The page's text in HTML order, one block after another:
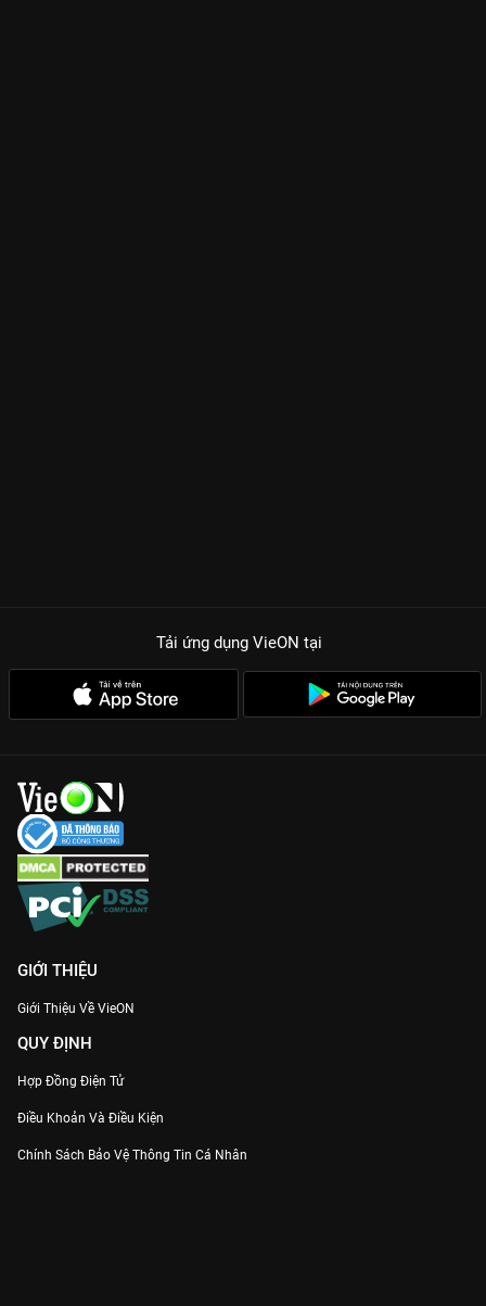
Tải ứng dụng VieON tại
GIỚI THIỆU
Giới Thiệu Về VieON
QUY ĐỊNH
Hợp Đồng Điện Tử
Điều Khoản Và Điều Kiện
Chính Sách Bảo Vệ Thông Tin Cá Nhân